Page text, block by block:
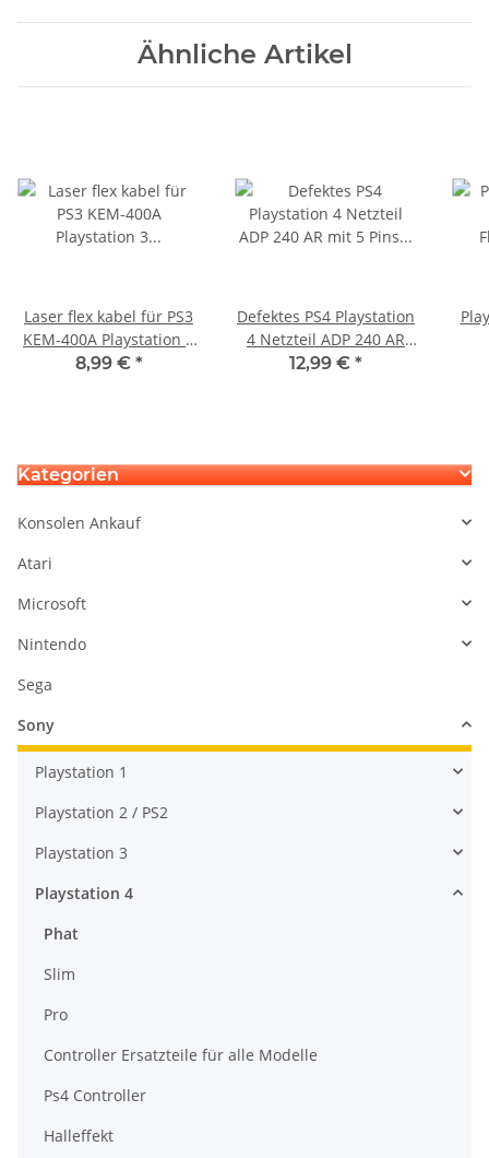
Ähnliche Artikel
Laser flex kabel für PS3
KEM-400A Playstation 3
Flachbandkabel Cable
8,99 € *
Defektes PS4 Playstation
4 Netzteil ADP 240 AR
mit 5 Pins am Stecker
12,99 € *
Kategorien
Konsolen Ankauf
Atari
Microsoft
Nintendo
Sega
Sony
Playstation 1
Playstation 2 / PS2
Playstation 3
Playstation 4
Phat
Slim
Pro
Controller Ersatzteile für alle Modelle
Ps4 Controller
Halleffekt